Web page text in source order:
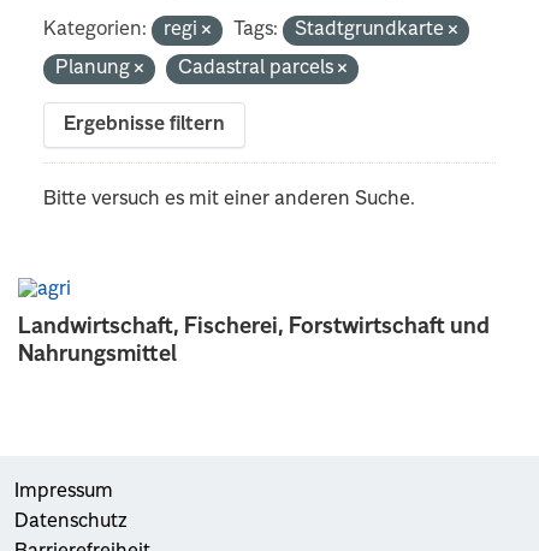
Landwirtschaft, Fischerei, Forstwirtschaft und
Nahrungsmittel
Kategorien: regi Tags:
Stadtgrundkarte
Planung
Cadastral parcels
Ergebnisse filtern
Bitte versuch es mit einer anderen Suche.
Impressum
Datenschutz